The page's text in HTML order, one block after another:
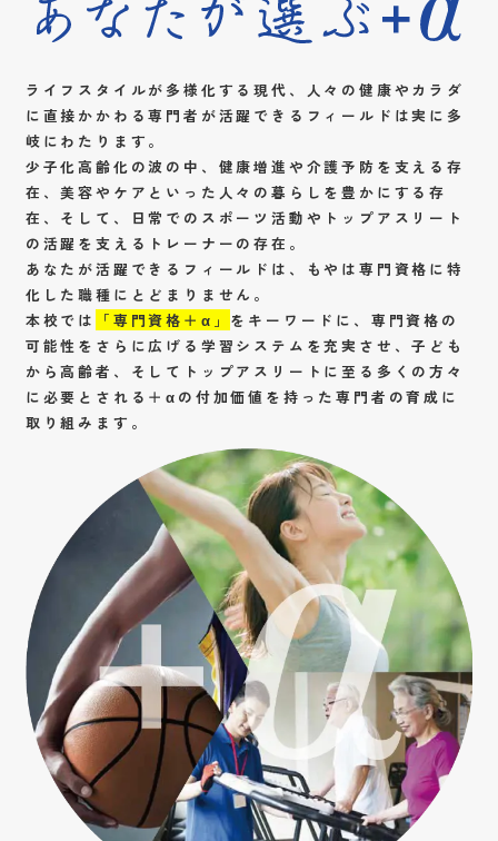
ライフスタイルが多様化する現代、人々の健康やカラダ
に直接かかわる専門者が活躍できるフィールドは実に多
岐にわたります。
少子化高齢化の波の中、健康増進や介護予防を支える存
在、美容やケアといった人々の暮らしを豊かにする存
在、そして、日常でのスポーツ活動やトップアスリート
の活躍を支えるトレーナーの存在。
あなたが活躍できるフィールドは、もやは専門資格に特
化した職種にとどまりません。
本校では
「専門資格＋α」 をキーワードに、専門資格の
可能性をさらに広げる学習システムを充実させ、子ども
から高齢者、そしてトップアスリートに至る多くの方々
に必要とされる＋αの付加価値を持った専門者の育成に
取り組みます。